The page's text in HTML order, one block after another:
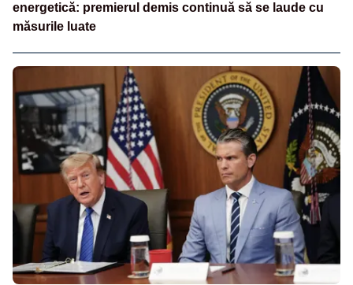
energetică: premierul demis continuă să se laude cu
măsurile luate